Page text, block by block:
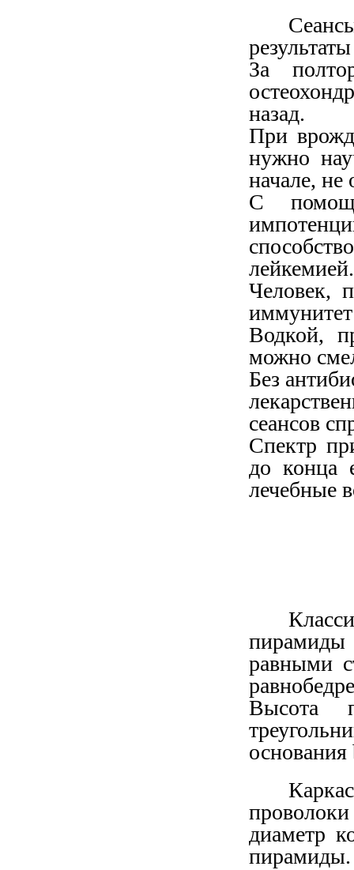
За
назад.
При
нужно
начале, не
С
лейкемией.
Человек,
Водкой,
можно
Без
сеансов
Спектр
до конца
лечебные
равными
Высота
диаметр